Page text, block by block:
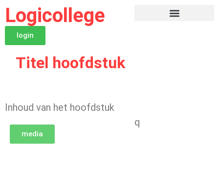
Logicollege
login
Titel hoofdstuk
Inhoud van het hoofdstuk
q
media